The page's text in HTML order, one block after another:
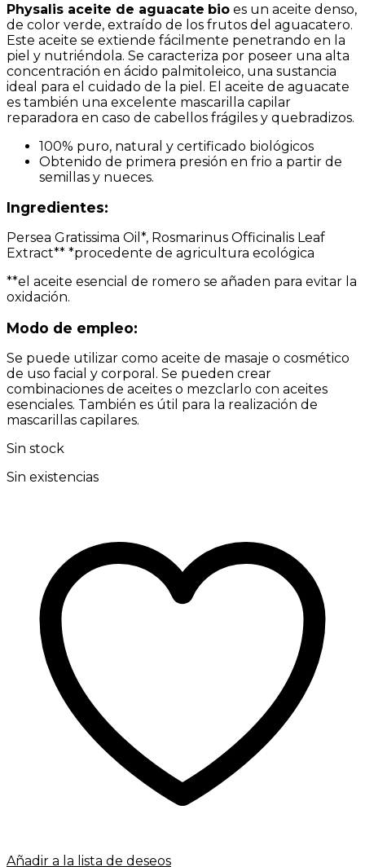
Physalis aceite de aguacate bio es un aceite denso,
de color verde, extraído de los frutos del aguacatero.
Este aceite se extiende fácilmente penetrando en la
piel y nutriéndola. Se caracteriza por poseer una alta
concentración en ácido palmitoleico, una sustancia
ideal para el cuidado de la piel. El aceite de aguacate
es también una excelente mascarilla capilar
reparadora en caso de cabellos frágiles y quebradizos.
100% puro, natural y certificado biológicos
Obtenido de primera presión en frio a partir de
semillas y nueces.
Ingredientes:
Persea Gratissima Oil*, Rosmarinus Officinalis Leaf
Extract** *procedente de agricultura ecológica
**el aceite esencial de romero se añaden para evitar la
oxidación.
Modo de empleo:
Se puede utilizar como aceite de masaje o cosmético
de uso facial y corporal. Se pueden crear
combinaciones de aceites o mezclarlo con aceites
esenciales. También es útil para la realización de
mascarillas capilares.
Sin stock
Sin existencias
Añadir a la lista de deseos